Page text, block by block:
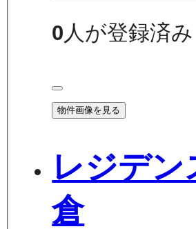
0 人が登録済み
物件画像を見る
レジデン
倉